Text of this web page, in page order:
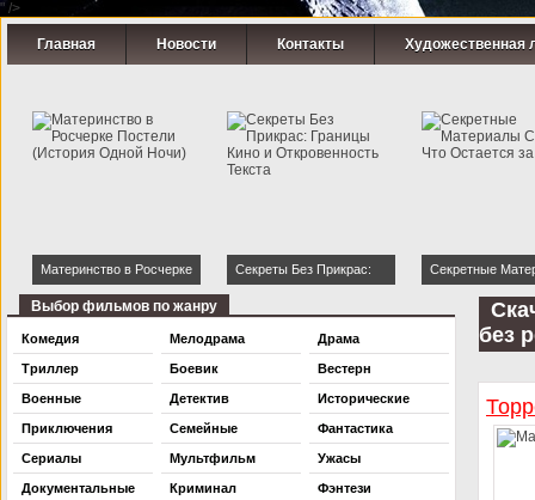
" />
Главная Новости Контакты Художественная
Материнство в Росчерке
Постели (История Одной
Секреты Без Прикрас:
Секретные
Страсти: Что
без
Выбор фильмов по жанру
Комедия
Триллер
Военные
Приключения
Сериалы
Документальные
Мелодрама
Боевик
Детектив
Семейные
Мультфильм
Криминал
Драма
Вестерн
Исторические
Фантастика
Ужасы
Фэнтези